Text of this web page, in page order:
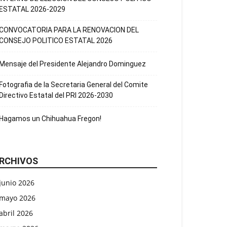
ESTATAL 2026-2029
PARA LA RENOVACION DEL
POLITICO ESTATAL 2026
Mensaje del Presidente Alejandro Dominguez
Fotografia de la Secretaria General del Comite
Directivo Estatal del PRI 2026-2030
Hagamos un Chihuahua Fregon!
junio 2026
mayo 2026
2026